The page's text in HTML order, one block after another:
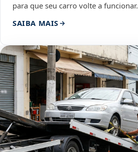
para que seu carro volte a funcionar.
SAIBA MAIS